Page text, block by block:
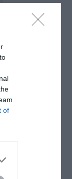
of